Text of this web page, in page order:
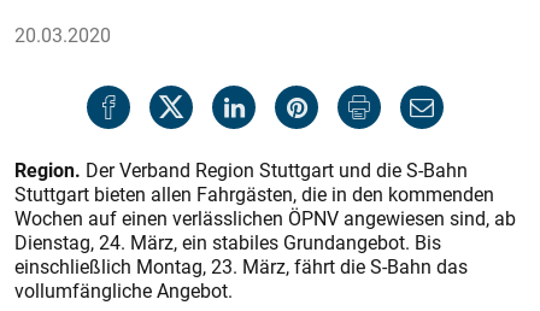
20.03.2020
Region. Der Verband Region Stuttgart und die S-Bahn
Stuttgart bieten allen Fahrgästen, die in den kommenden
Wochen auf einen verlässlichen ÖPNV angewiesen sind, ab
Dienstag, 24. März, ein stabiles Grundangebot. Bis
einschließlich Montag, 23. März, fährt die S-Bahn das
vollumfängliche Angebot.